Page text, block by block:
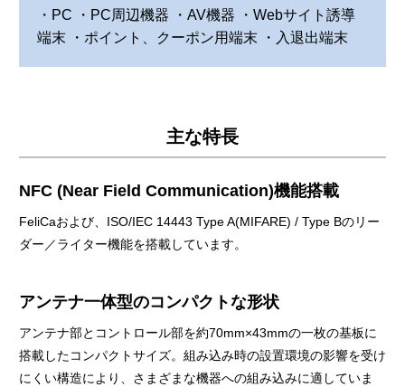
・PC
・PC周辺機器 ・AV機器
・Webサイト誘導
端末
・ポイント、クーポン用端末 ・入退出端末
主な特長
NFC (Near Field Communication)機能搭載
FeliCaおよび、ISO/IEC 14443 Type A(MIFARE) / Type Bのリー
ダー／ライター機能を搭載しています。
アンテナ一体型のコンパクトな形状
アンテナ部とコントロール部を約70mm×43mmの一枚の基板に
搭載したコンパクトサイズ。組み込み時の設置環境の影響を受け
にくい構造により、さまざまな機器への組み込みに適していま